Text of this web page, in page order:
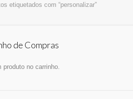
etiquetados com “personalizar”
de Compras
produto no carrinho.